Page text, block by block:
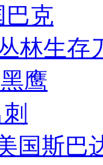
巴克
林生存
鹰
国斯巴